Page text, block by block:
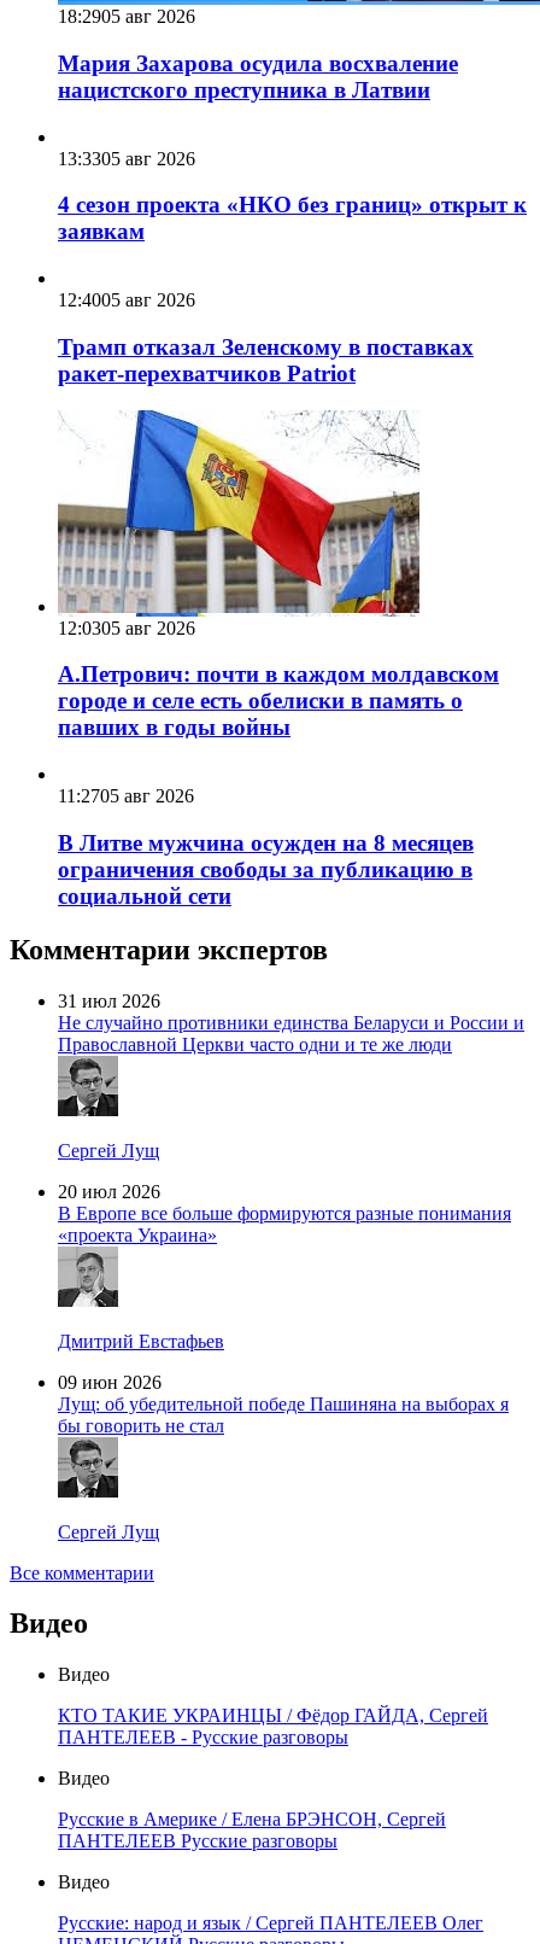
18:2905 авг 2026
Мария Захарова осудила восхваление
нацистского преступника в Латвии
13:3305 авг 2026
4 сезон проекта «НКО без границ» открыт к
заявкам
12:4005 авг 2026
Трамп отказал Зеленскому в поставках
ракет-перехватчиков Patriot
12:0305 авг 2026
А.Петрович: почти в каждом молдавском
городе и селе есть обелиски в память о
павших в годы войны
11:2705 авг 2026
В Литве мужчина осужден на 8 месяцев
ограничения свободы за публикацию в
социальной сети
Комментарии экспертов
31 июл 2026
Не случайно противники единства Беларуси и России и
Православной Церкви часто одни и те же люди
Сергей Лущ
20 июл 2026
В Европе все больше формируются разные понимания
«проекта Украина»
Дмитрий Евстафьев
09 июн 2026
Лущ: об убедительной победе Пашиняна на выборах я
бы говорить не стал
Сергей Лущ
Все комментарии
Видео
Видео
КТО ТАКИЕ УКРАИНЦЫ / Фёдор ГАЙДА, Сергей
ПАНТЕЛЕЕВ - Русские разговоры
Видео
Русские в Америке / Елена БРЭНСОН, Сергей
ПАНТЕЛЕЕВ Русские разговоры
Видео
Русские: народ и язык / Сергей ПАНТЕЛЕЕВ Олег